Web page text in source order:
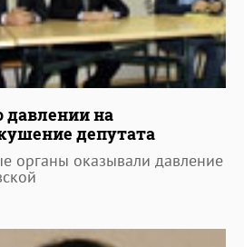
давлении на
депутата
органы оказывали давление